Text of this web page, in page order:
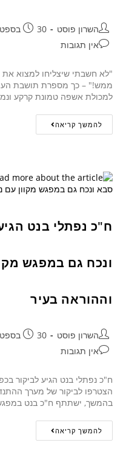
השרון פוסט 30 בספטמבר 2020
אין תגובות
"לא חשבתי שיצליחו למצוא
ממש!" – כך מספרת תושבת
למכולת אשפה טמונת קרקע
להמשך קריאה
ח"כ נפתלי בנט
ונכח גם במפגש
וההוראה בעיר
השרון פוסט 30 בספטמבר 2020
אין תגובות
ח"כ נפתלי בנט הגיע לביקור
הצטרפו לביקור של מערך
בהמשך, ישתתף ח"כ בנט במפגש
להמשך קריאה